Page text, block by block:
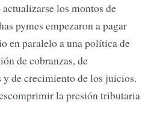
los montos de
pymes empezaron a pagar
en paralelo a una política de
de cobranzas, de
de crecimiento de los juicios.
la presión tributaria